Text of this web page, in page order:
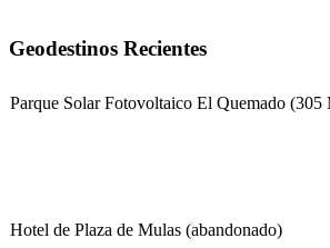
Geodestinos Recientes
Parque Solar Fotovoltaico El Quemado (305
Hotel de Plaza de Mulas (abandonado)